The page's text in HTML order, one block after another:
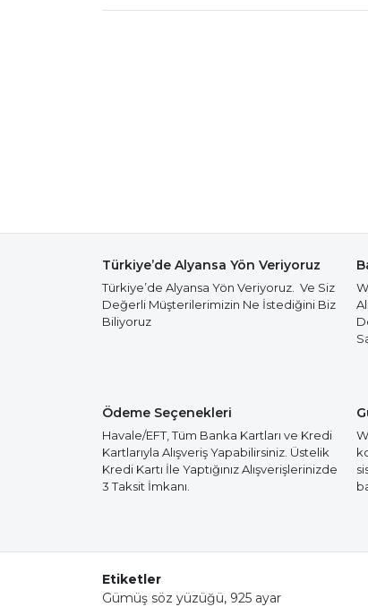
Türkiye’de Alyansa Yön Veriyoruz
Türkiye’de Alyansa Yön Veriyoruz. Ve Siz
Değerli Müşterilerimizin Ne İstediğini Biz
Biliyoruz
Ödeme Seçenekleri
Havale/EFT, Tüm Banka Kartları ve Kredi
Kartlarıyla Alışveriş Yapabilirsiniz. Üstelik
Kredi Kartı İle Yaptığınız Alışverişlerinizde
3 Taksit İmkanı.
Etiketler
Gümüş söz yüzüğü, 925 ayar